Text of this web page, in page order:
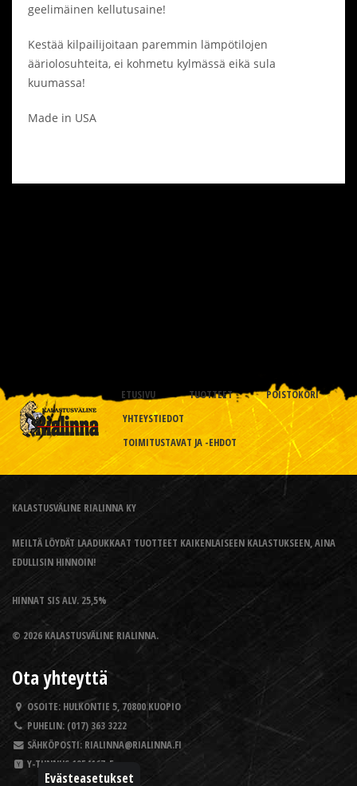
geelimäinen kellutusaine!
Kestää kilpailijoitaan paremmin lämpötilojen
ääriolosuhteita, ei kohmetu kylmässä eikä sula
kuumassa!
Made in USA
ETUSIVU TUOTTEET
POISTOKORI
YHTEYSTIEDOT
TOIMITUSTAVAT JA -EHDOT
KALASTUSVÄLINE RIALINNA KY
MEILTÄ LÖYDÄT LAADUKKAAT TUOTTEET KAIKENLAISEEN KALASTUKSEEN, AINA
EDULLISIN HINNOIN!
HINNAT SIS ALV. 25,5%
© 2026 KALASTUSVÄLINE RIALINNA.
Ota yhteyttä
OSOITE: HULKONTIE 5, 70800 KUOPIO
PUHELIN: (017) 363 3222
SÄHKÖPOSTI: RIALINNA@RIALINNA.FI
Y-TUNNUS 1954167-5
Evästeasetukset